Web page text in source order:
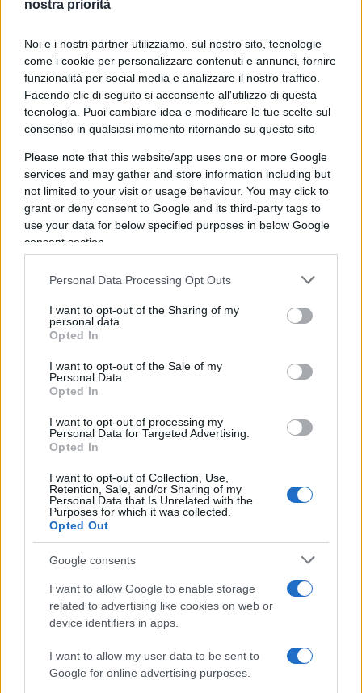
nostra priorità
Noi e i nostri partner utilizziamo, sul nostro sito, tecnologie
come i cookie per personalizzare contenuti e annunci, fornire
funzionalità per social media e analizzare il nostro traffico.
Facendo clic di seguito si acconsente all'utilizzo di questa
tecnologia. Puoi cambiare idea e modificare le tue scelte sul
consenso in qualsiasi momento ritornando su questo sito
Please note that this website/app uses one or more Google
services and may gather and store information including but
not limited to your visit or usage behaviour. You may click to
grant or deny consent to Google and its third-party tags to
use your data for below specified purposes in below Google
consent section.
Personal Data Processing Opt Outs
I want to opt-out of the Sharing of my
personal data.
Opted In
I want to opt-out of the Sale of my
Personal Data.
Opted In
I want to opt-out of processing my
Personal Data for Targeted Advertising.
Opted In
I want to opt-out of Collection, Use,
Retention, Sale, and/or Sharing of my
Personal Data that Is Unrelated with the
Purposes for which it was collected.
Opted Out
Google consents
I want to allow Google to enable storage
related to advertising like cookies on web or
device identifiers in apps.
I want to allow my user data to be sent to
Google for online advertising purposes.
le braccia…Non so se sai, ma questo te lo posso
dire io, un assessore di un comune così piccolo
percepisce una percentuale dell’indennità del
sindaco e nel mio caso, non mi vergogno a dirlo,
la mia indennità di carica ammonta a 1774,71
euro netti all’anno corrisposti semestralmente a
Caro Nicola, ti sembra corretto farmi restituire
questa indennità solo perché percepisco spiccioli
“sicuri e certi” vista la mia super carica politica? Io
ricopro questa carica dal 2014 (ero molto giovane)
perché mi sono sempre stati a cuore i cittadini e
sono una persona che non ha mai perso
l’occasione per mettersi in prima linea ad aiutare
gli altri. Ovviamente non lo faccio per soldi perché
il tempo e le forze che impiego per svolgere
questo ruolo solo io li conosco. Inutile dirti che
sono fortemente rammaricata.
Nei mesi scorsi i sindaci, assessori e consiglieri
d’Italia sono stati a maggior ragione impegnati per
contrastare la pandemia, abbiamo messo in
cittadini e onestamente non pensavo di essere
gratificata in questo modo.Mi sento beffata
capisco perché sono sempre più difficili da
vogliono impegnarsi per il bene comune e per il
nostro paese! Andando a leggere numerosi articoli